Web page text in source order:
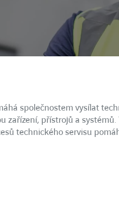
společnostem vysílat
zařízení, přístrojů a
technického servisu